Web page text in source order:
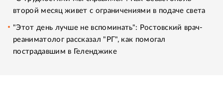
второй месяц живет с ограничениями в подаче света
"Этот день лучше не вспоминать": Ростовский врач-
реаниматолог рассказал "РГ", как помогал
пострадавшим в Геленджике